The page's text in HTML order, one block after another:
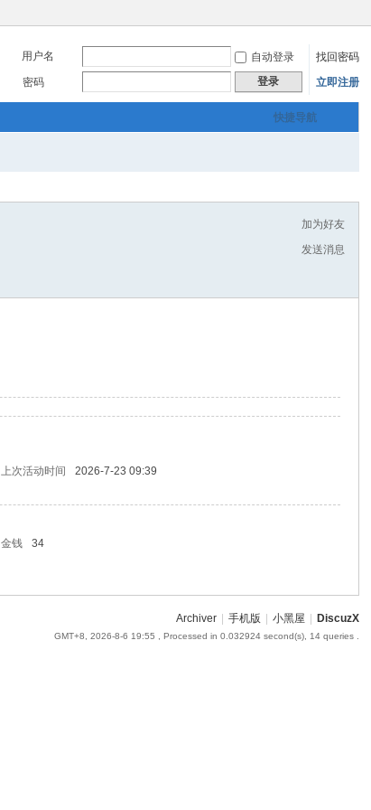
用户名 自动登录
找回密码
密码
登录 立即注册
快捷导航
加为好友
发送消息
上次活动时间
2026-7-23 09:39
金钱
34
Archiver 手机版 小黑屋 DiscuzX
GMT+8, 2026-8-6 19:55 , Processed in 0.032924 second(s), 14 queries .